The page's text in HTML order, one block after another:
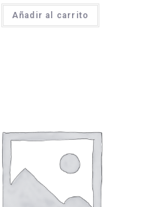
Añadir al carrito